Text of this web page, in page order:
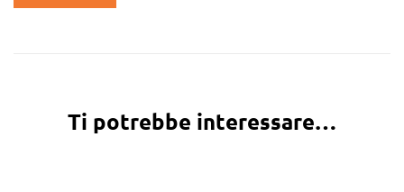
Ti potrebbe interessare…